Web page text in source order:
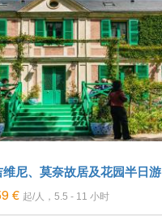
尼、莫奈故居及花园半日游
€ 起/人，5.5 - 11 小时